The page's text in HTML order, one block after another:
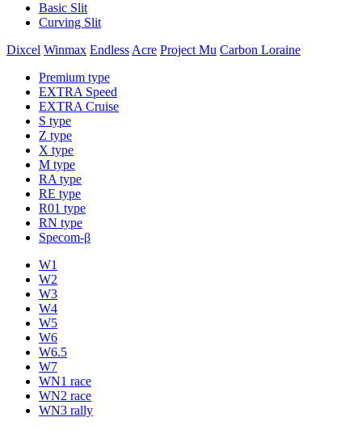
Basic Slit
Curving Slit
Dixcel Winmax Endless Acre Project Mu Carbon Loraine
Premium type
EXTRA Speed
EXTRA Cruise
S type
Z type
X type
M type
RA type
RE type
R01 type
RN type
Specom-β
W1
W2
W3
W4
W5
W6
W6.5
W7
WN1 race
WN2 race
WN3 rally